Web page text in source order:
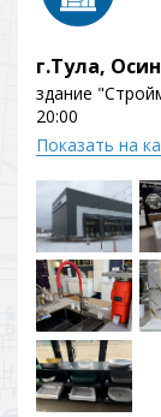
г.Тула,
здание
20:00
Показать на